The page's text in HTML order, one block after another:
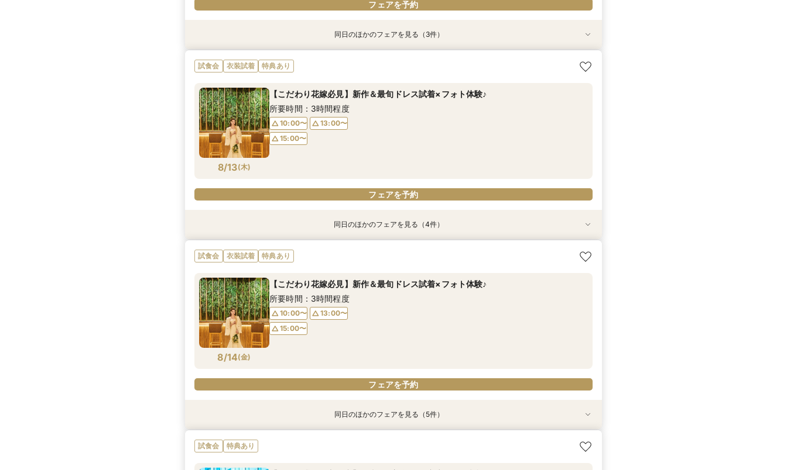
フェアを予約
8/10(月)
【こだわり花嫁必見】新作＆最旬ドレス試着×フォト体験♪
10:00〜
13:00〜
15:00〜
8/10(月)
【40名までの少人数婚】レストラン＆ステイウェディング
10:00〜
13:00〜
15:00〜
8/10(月)
【女性プランナーが専属対応】安心して相談できるフェア♪
10:00〜
13:00〜
15:00〜
同日のほかのフェアを見る（3件）
試食会 衣装試着 特典あり
8/13(木)
【こだわり花嫁必見】新作＆最旬ドレス試着×フォト体験♪
所要時間：3時間程度
10:00〜
13:00〜
15:00〜
フェアを予約
8/13(木)
【40名までの少人数婚】レストラン＆ステイウェディング
10:00〜
13:00〜
15:00〜
8/13(木)
【平日限定】デザイナーズ空間見学×3万円相当のコース料理試食
10:00〜
13:00〜
15:00〜
8/13(木)
【医療従事者限定】徹底安心設計の会場×豪華コース料理試食付
10:00〜
13:00〜
15:00〜
8/13(木)
【女性プランナーが専属対応】安心して相談できるフェア♪
10:00〜
13:00〜
15:00〜
同日のほかのフェアを見る（4件）
試食会 衣装試着 特典あり
8/14(金)
【こだわり花嫁必見】新作＆最旬ドレス試着×フォト体験♪
所要時間：3時間程度
10:00〜
13:00〜
15:00〜
フェアを予約
同日のほかのフェアを見る（5件）
試食会 特典あり